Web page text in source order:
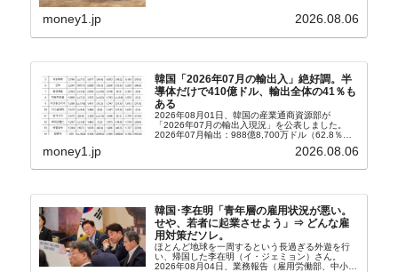
から以下に一部を引きます。2005年に初めて...
money1.jp 2026.08.06
韓国「2026年07月の輸出入」絶好調。半
導体だけで410億ドル、輸出全体の41％も
ある
2026年08月01日、韓国の産業通商資源部が
「2026年07月の輸出入現況」を公表しました。
2026年07月輸出：988億8,700万ドル（62.8％）
money1.jp 2026.08.06
韓国･李在明「青年層の雇用状況が悪い。
せや、若者に起業させよう」⇒ どんな雇
用対策だソレ。
ほとんど地球を一周するという長過ぎる外遊を行
い、帰国した李在明（イ・ジェミョン）さん。
2026年08月04日、業務報告（雇用労働部、中小ベ